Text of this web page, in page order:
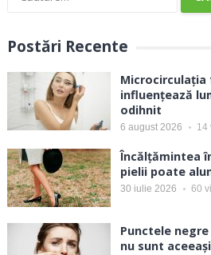
Postări Recente
Microcirculația
influențează
odihnit
6 august 2026 14
Încălțămintea
pielii poate
30 iulie 2026 60
Punctele
nu sunt